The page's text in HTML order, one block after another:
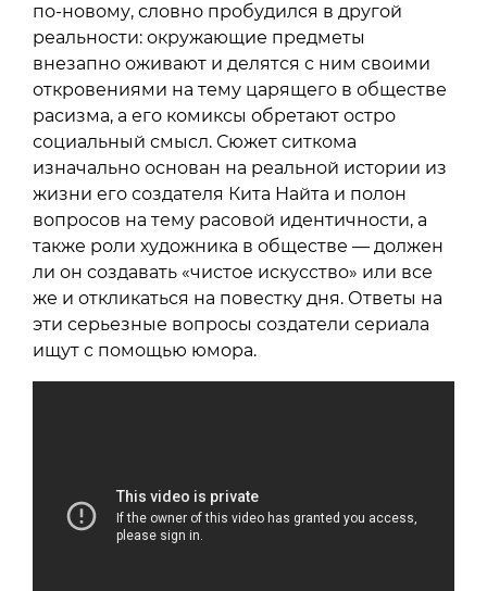
по-новому, словно пробудился в другой
реальности: окружающие предметы
внезапно оживают и делятся с ним своими
откровениями на тему царящего в обществе
расизма, а его комиксы обретают остро
социальный смысл. Сюжет ситкома
изначально основан на реальной истории из
жизни его создателя Кита Найта и полон
вопросов на тему расовой идентичности, а
также роли художника в обществе — должен
ли он создавать «чистое искусство» или все
же и откликаться на повестку дня. Ответы на
эти серьезные вопросы создатели сериала
ищут с помощью юмора.